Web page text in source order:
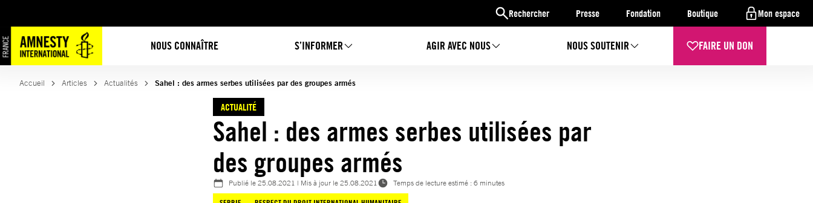
Rechercher Presse Fondation Boutique Mon espace
NOUS CONNAÎTRE S’INFORMER AGIR AVEC NOUS NOUS SOUTENIR FAIRE UN DON
au
contenu
Accueil Articles Actualités Sahel : des armes serbes utilisées par des groupes armés
ACTUALITÉ
Sahel : des armes serbes utilisées par
des groupes armés
Publié le25.08.2021 | Mis à jour le25.08.2021
Temps de lecture estimé : 6 minutes